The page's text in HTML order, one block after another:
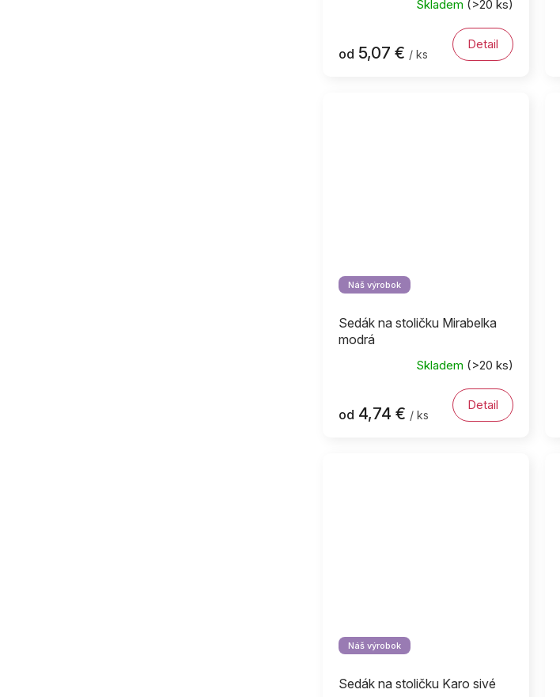
Skladem (>20 ks)
od 5,07 € / ks
Detail
Náš výrobok
Sedák na stoličku Mirabelka
modrá
Skladem (>20 ks)
od 4,74 € / ks
Detail
Náš výrobok
Sedák na stoličku Karo sivé